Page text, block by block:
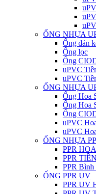
ỐNG NHỰA
Ống dán
Ống lọc
Ống
uPVC
uPVC
ỐNG NHỰA
Ống Hoa
Ống Hoa
Ống
uPVC
uPVC
ỐNG NHỰA
PPR
PPR
PPR
ỐNG PPR UV
PPR UV